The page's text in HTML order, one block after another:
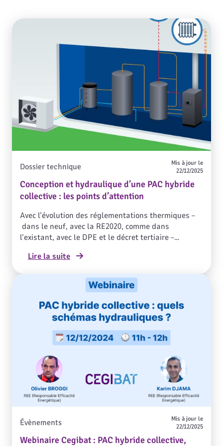
Conception et hydraulique d’une PAC hybride
collective : les points d’attention
Dossier technique
Mis à jour le
22/12/2025
Avec l’évolution des réglementations thermiques –
dans le neuf, avec la RE2020, comme dans
l’existant, avec le DPE et le décret tertiaire –
indispensable pour respecter les
collective. De nouvelles contraintes apparaissent
dans la conception de ces installations, qu’il est
indispensable de prendre en compte pour éviter les
contre-références et un mauvais fonctionnement de
Lire la suite
Webinaire Cegibat : PAC hybride collective,
Évènements
Mis à jour le
22/12/2025